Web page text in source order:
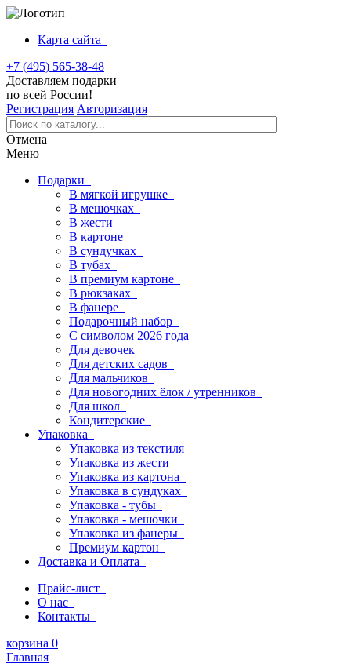
Карта сайта
+7 (495) 565-38-48
Доставляем подарки
по всей России!
Регистрация Авторизация
Отмена
Меню
Подарки
В мягкой игрушке
В мешочках
В жести
В картоне
В сундучках
В тубах
В премиум картоне
В рюкзаках
В фанере
Подарочный набор
С символом 2026 года
Для девочек
Для детских садов
Для мальчиков
Для новогодних ёлок / утренников
Для школ
Кондитерские
Упаковка
Упаковка из текстиля
Упаковка из жести
Упаковка из картона
Упаковка в сундуках
Упаковка - тубы
Упаковка - мешочки
Упаковка из фанеры
Премиум картон
Доставка и Оплата
Прайс-лист
О нас
Контакты
корзина 0
Главная